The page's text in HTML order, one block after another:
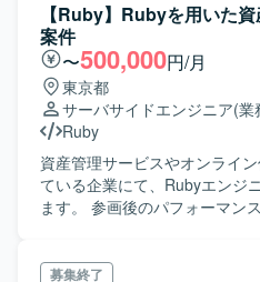
【Ruby】Rubyを用いた
案件
〜500,000円/月
東京都
サーバサイドエンジニア(業
Ruby
資産管理サービスやオンライ
ている企業にて、Rubyエンジ
ます。 参画後のパフォーマン
だけますと幸いです。
募集終了